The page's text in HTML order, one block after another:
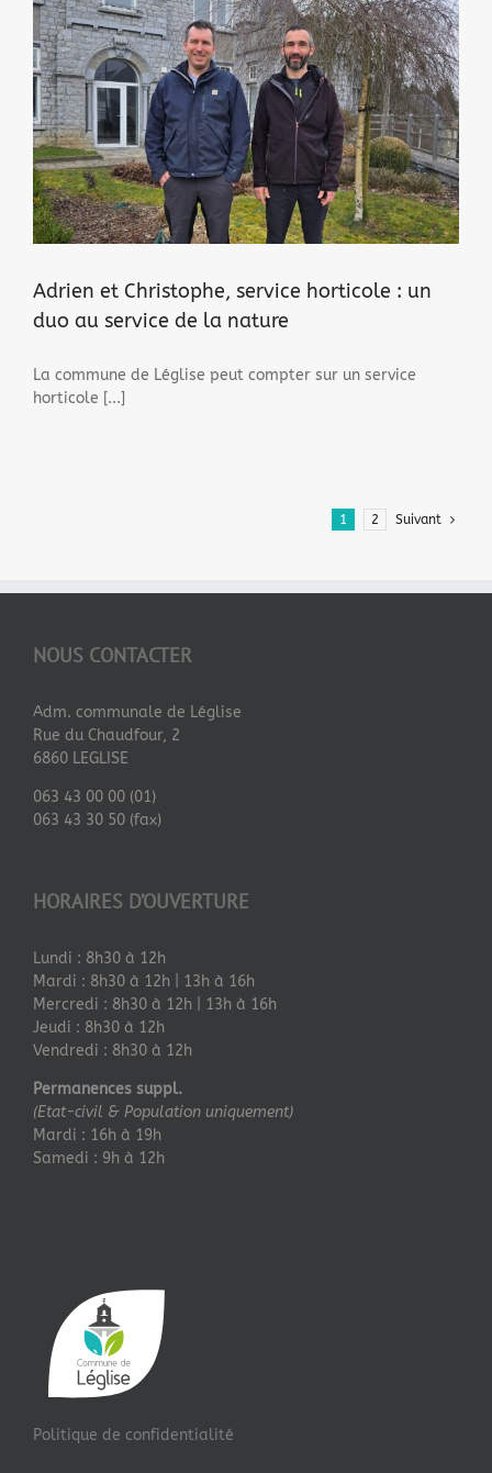
Adrien et Christophe, service horticole : un
duo au service de la nature
La commune de Léglise peut compter sur un service
horticole [...]
1 2 Suivant
NOUS CONTACTER
Adm. communale de Léglise
Rue du Chaudfour, 2
6860 LEGLISE
063 43 00 00 (01)
063 43 30 50 (fax)
HORAIRES D’OUVERTURE
Lundi : 8h30 à 12h
Mardi : 8h30 à 12h | 13h à 16h
Mercredi : 8h30 à 12h | 13h à 16h
Jeudi : 8h30 à 12h
Vendredi : 8h30 à 12h
Permanences suppl.
(Etat-civil & Population uniquement)
Mardi : 16h à 19h
Samedi : 9h à 12h
Politique de confidentialité